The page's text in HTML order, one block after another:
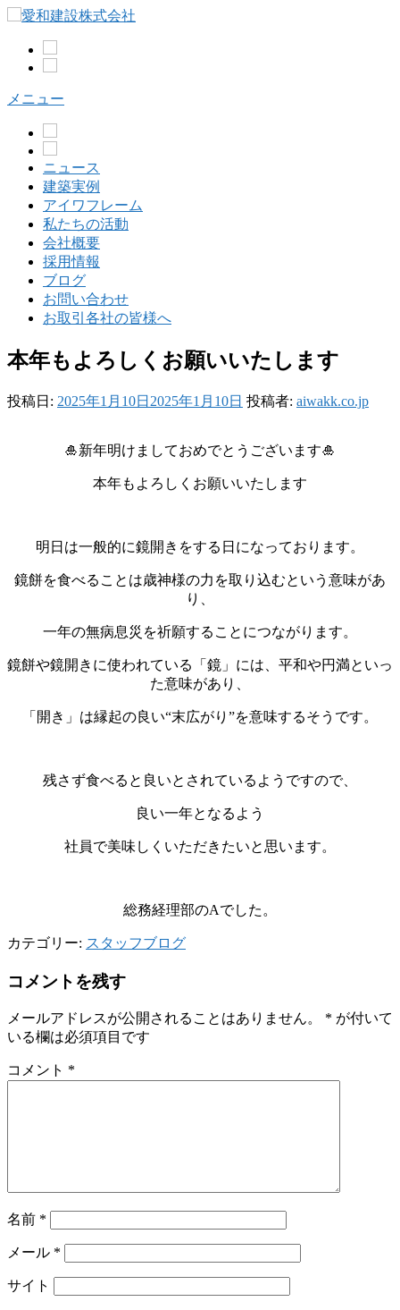
へ
メニュー
ニュース
建築実例
アイワフレーム
私たちの活動
会社概要
採用情報
ブログ
お問い合わせ
お取引各社の皆様へ
本年もよろしくお願いいたします
投稿日: 2025年1月10日 2025年1月10日 投稿者: aiwakk.co.jp
🎍新年明けましておめでとうございます🎍
本年もよろしくお願いいたします
明日は一般的に鏡開きをする日になっております。
鏡餅を食べることは歳神様の力を取り込むという意味があ
り、
一年の無病息災を祈願することにつながります。
鏡餅や鏡開きに使われている「鏡」には、平和や円満といっ
た意味があり、
「開き」は縁起の良い“末広がり”を意味するそうです。
残さず食べると良いとされているようですので、
良い一年となるよう
社員で美味しくいただきたいと思います。
総務経理部のAでした。
カテゴリー: スタッフブログ
コメントを残す
メールアドレスが公開されることはありません。 * が付いて
いる欄は必須項目です
コメント *
名前 *
メール *
サイト